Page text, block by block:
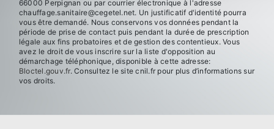
66000 Perpignan ou par courrier électronique à l'adresse
chauffage.sanitaire@cegetel.net. Un justificatif d'identité pourra
vous être demandé. Nous conservons vos données pendant la
période de prise de contact puis pendant la durée de prescription
légale aux fins probatoires et de gestion des contentieux. Vous
avez le droit de vous inscrire sur la liste d'opposition au
démarchage téléphonique, disponible à cette adresse:
Bloctel.gouv.fr. Consultez le site cnil.fr pour plus d’informations sur
vos droits.